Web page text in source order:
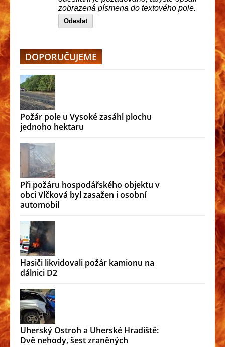
zobrazená písmena do textového pole.
Odeslat
DOPORUČUJEME
Požár pole u Vysoké zasáhl plochu
jednoho hektaru
Při požáru hospodářského objektu v
obci Vlčková byl zasažen i osobní
automobil
Hasiči likvidovali požár kamionu na
dálnici D2
Uherský Ostroh a Uherské Hradiště:
Dvě nehody, šest zraněných